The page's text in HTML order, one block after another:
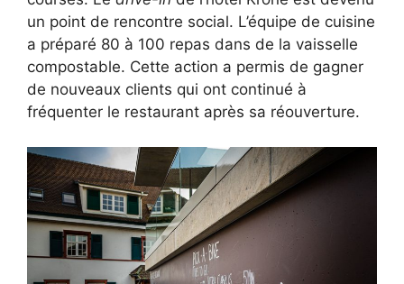
un point de rencontre social. L’équipe de cuisine
a préparé 80 à 100 repas dans de la vaisselle
compostable. Cette action a permis de gagner
de nouveaux clients qui ont continué à
fréquenter le restaurant après sa réouverture.